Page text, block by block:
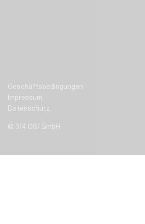
© 314 OS/ GmbH
Geschäftsbedingungen
Impressum
Datenschutz